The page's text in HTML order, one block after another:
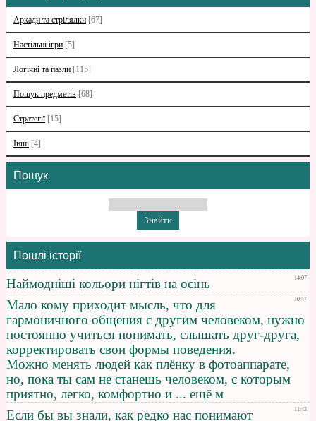
Аркади та стрілялки [67]
Настільні ігри [5]
Логічні та пазли [115]
Пошук предметів [68]
Стратегії [15]
Інші [4]
Пошук
Пошлі історії